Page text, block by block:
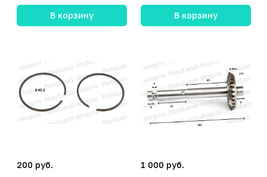
В корзину В корзину
200 руб.
1 000 руб.